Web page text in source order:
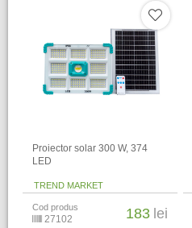
Proiector solar 300 W, 374
LED
TREND MARKET
Cod produs
27102 183 lei